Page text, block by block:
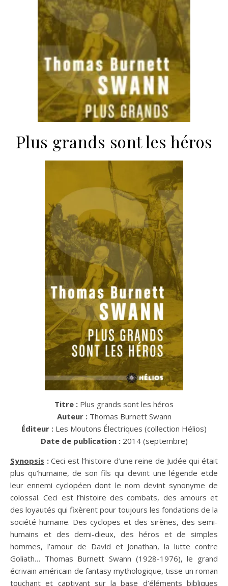
Plus grands sont les héros
Titre : Plus grands sont les héros
Auteur : Thomas Burnett Swann
Éditeur : Les Moutons Électriques (collection Hélios)
Date de publication : 2014 (septembre)
Synopsis :Ceci est l’histoire d’une reine de Judée qui était
plus qu’humaine, de son fils qui devint une légende etde
leur ennemi cyclopéen dont le nom devint synonyme de
colossal. Ceci est l’histoire des combats, des amours et
des loyautés qui fixèrent pour toujours les fondations de la
société humaine. Des cyclopes et des sirènes, des semi-
humains et des demi-dieux, des héros et de simples
hommes, l’amour de David et Jonathan, la lutte contre
Goliath… Thomas Burnett Swann (1928-1976), le grand
écrivain américain de fantasy mythologique, tisse un roman
touchant et captivant sur la base d’éléments bibliques